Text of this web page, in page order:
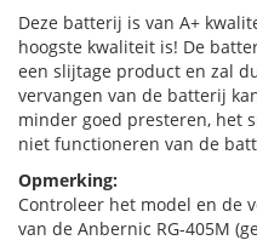
Deze batterij is van A+
hoogste kwaliteit is! De
een slijtage product en zal
vervangen van de batterij
minder goed presteren, het
niet functioneren van de
Opmerking:
Controleer het model en de
van de Anbernic RG-405M